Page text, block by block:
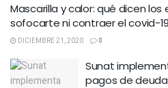
Mascarilla y calor: qué dicen
sofocarte ni contraer el covid-19
DICIEMBRE 21, 2020 0
Sunat
pagos de